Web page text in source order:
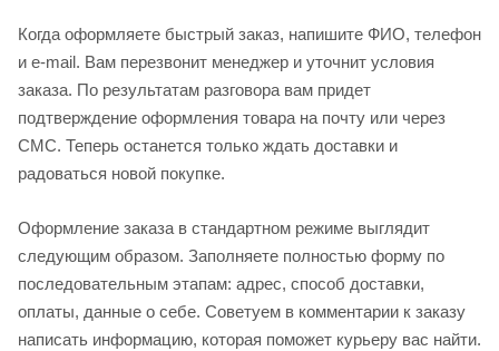
Когда оформляете быстрый заказ, напишите ФИО, телефон
и e-mail. Вам перезвонит менеджер и уточнит условия
заказа. По результатам разговора вам придет
подтверждение оформления товара на почту или через
СМС. Теперь останется только ждать доставки и
радоваться новой покупке.
Оформление заказа в стандартном режиме выглядит
следующим образом. Заполняете полностью форму по
последовательным этапам: адрес, способ доставки,
оплаты, данные о себе. Советуем в комментарии к заказу
написать информацию, которая поможет курьеру вас найти.